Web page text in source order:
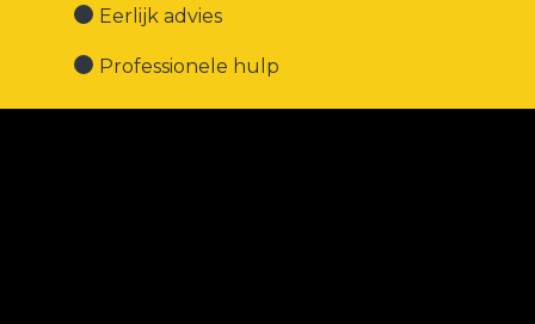
Eerlijk advies
Professionele hulp